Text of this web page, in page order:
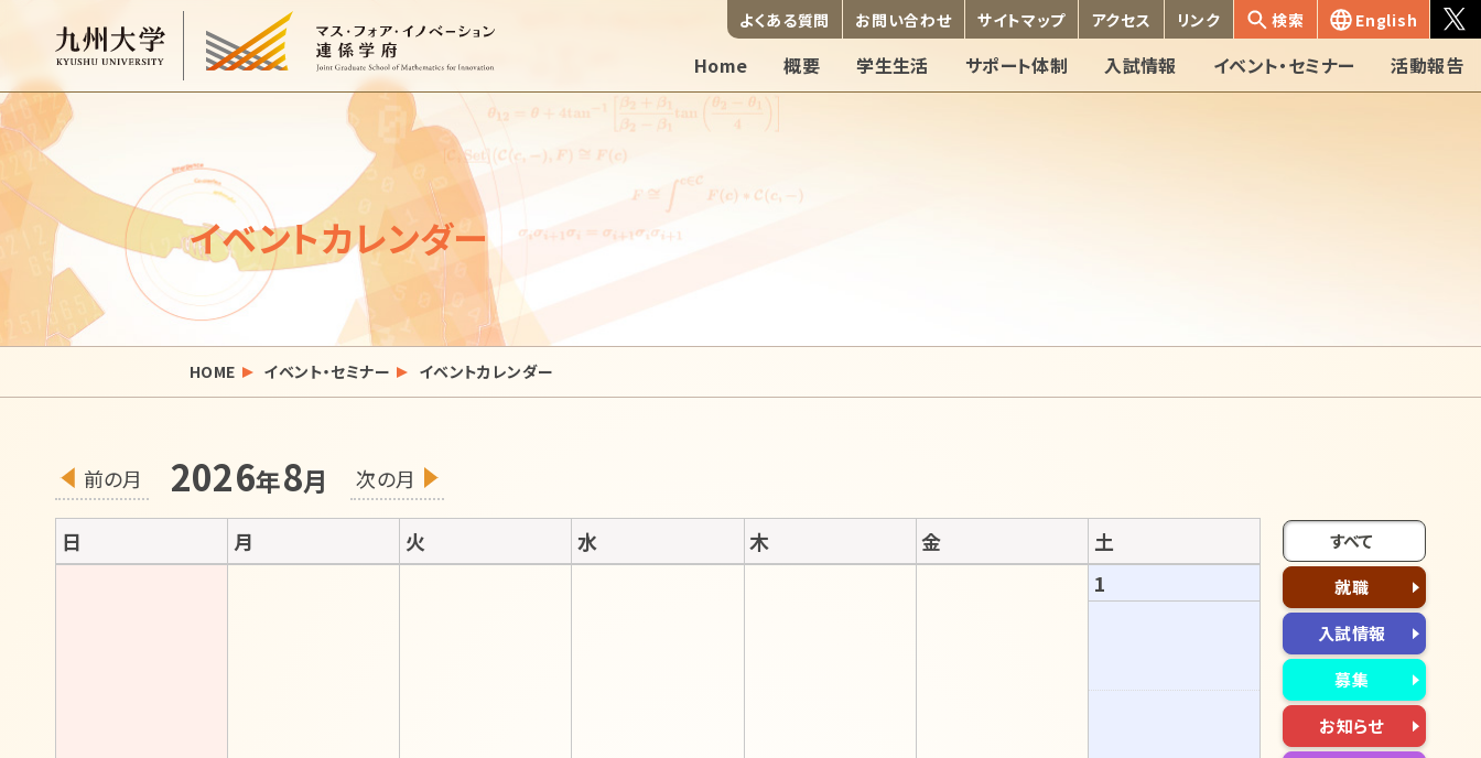
Home 概要 学生生活 サポート体制 入試情報 イベント・セミナー 活動報告
よくある質問 お問い合わせ サイトマップ アクセス リンク 検索 English
イベントカレンダー
HOME イベント・セミナー イベントカレンダー
前の月 2026年8月 次の月
日 月 火 水 木 金
土
1
すべて
就職
入試情報
募集
お知らせ